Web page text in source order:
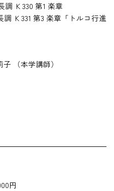
調 Ｋ330 第1 楽章
調 Ｋ331 第3 楽章「トルコ行進
（本学講師）
円